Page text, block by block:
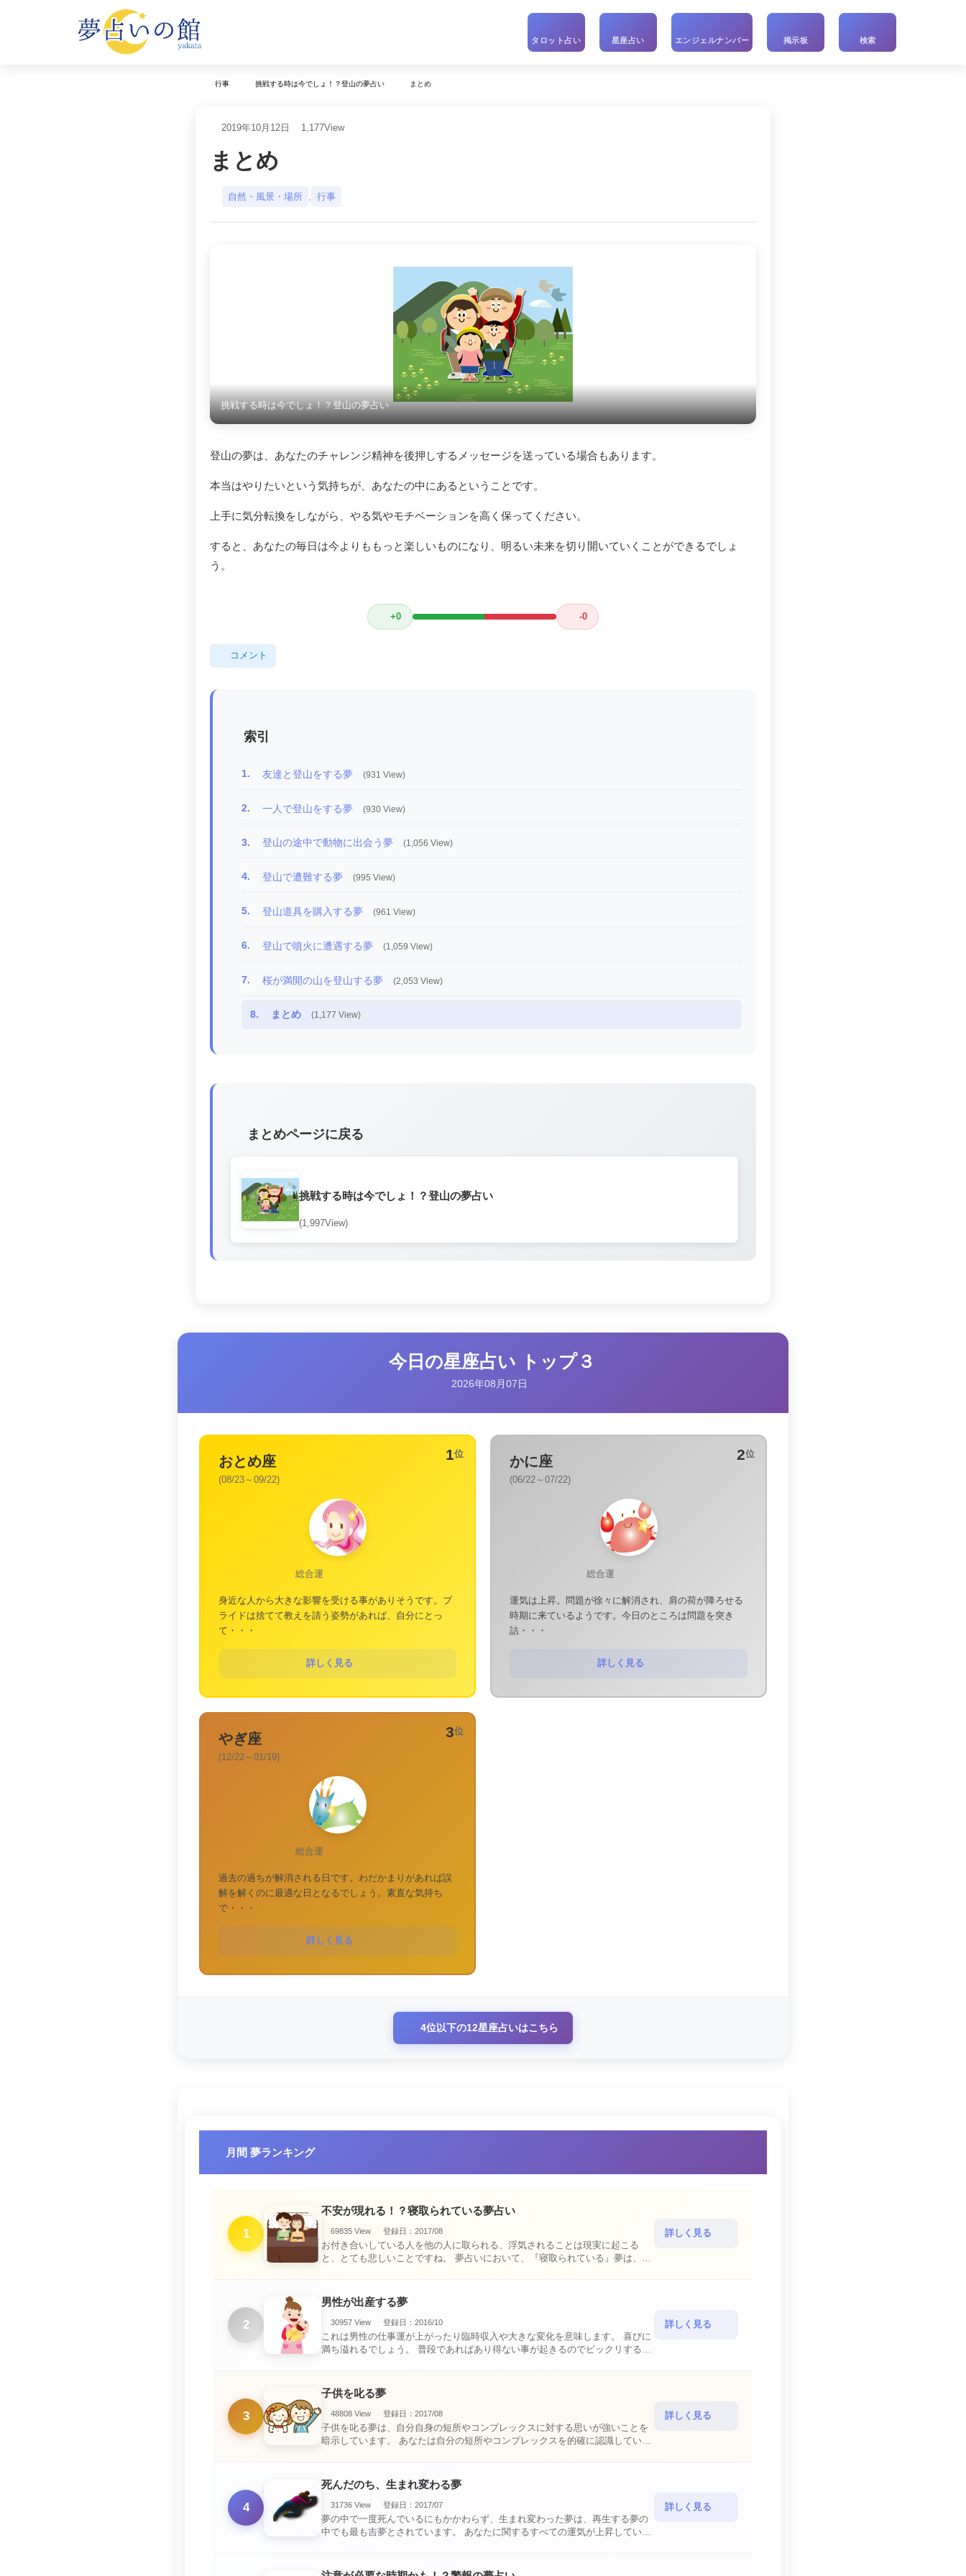
タロット占い 星座占い エンジェルナンバー 掲示板 検索
行事 挑戦する時は今でしょ！？登山の夢占い まとめ
2019年10月12日 1,177View
まとめ
自然・風景・場所 , 行事
挑戦する時は今でしょ！？登山の夢占い
登山の夢は、あなたのチャレンジ精神を後押しするメッセージを送っている場合もあります。
本当はやりたいという気持ちが、あなたの中にあるということです。
上手に気分転換をしながら、やる気やモチベーションを高く保ってください。
すると、あなたの毎日は今よりももっと楽しいものになり、明るい未来を切り開いていくことができるでしょ
う。
+0 -0
コメント
索引
1. 友達と登山をする夢 (931 View)
2. 一人で登山をする夢 (930 View)
3. 登山の途中で動物に出会う夢 (1,056 View)
4. 登山で遭難する夢 (995 View)
5. 登山道具を購入する夢 (961 View)
6. 登山で噴火に遭遇する夢 (1,059 View)
7. 桜が満開の山を登山する夢 (2,053 View)
8. まとめ (1,177 View)
まとめページに戻る
挑戦する時は今でしょ！？登山の夢占い
(1,997View)
今日の星座占い トップ３
2026年08月07日
1位
おとめ座
(08/23～09/22)
総合運
身近な人から大きな影響を受ける事がありそうです。プ
ライドは捨てて教えを請う姿勢があれば、自分にとっ
て・・・
詳しく見る
2位
かに座
(06/22～07/22)
総合運
運気は上昇。問題が徐々に解消され、肩の荷が降ろせる
時期に来ているようです。今日のところは問題を突き
詰・・・
詳しく見る
3位
やぎ座
(12/22～01/19)
総合運
過去の過ちが解消される日です。わだかまりがあれば誤
解を解くのに最適な日となるでしょう。素直な気持ち
で・・・
詳しく見る
4位以下の12星座占いはこちら
月間 夢ランキング
1
不安が現れる！？寝取られている夢占い
69835 View 登録日：2017/08
お付き合いしている人を他の人に取られる、浮気されることは現実に起こる
と、とても悲しいことですね。 夢占いにおいて、『寝取られている』夢は、現
詳しく見る
2
男性が出産する夢
30957 View 登録日：2016/10
これは男性の仕事運が上がったり臨時収入や大きな変化を意味します。 喜びに
満ち溢れるでしょう。 普段であればあり得ない事が起きるのでビックリするで
詳しく見る
3
子供を叱る夢
48808 View 登録日：2017/08
子供を叱る夢は、自分自身の短所やコンプレックスに対する思いが強いことを
暗示しています。 あなたは自分の短所やコンプレックスを的確に認識してい
詳しく見る
4
死んだのち、生まれ変わる夢
31736 View 登録日：2017/07
夢の中で一度死んでいるにもかかわらず、生まれ変わった夢は、再生する夢の
中でも最も吉夢とされています。 あなたに関するすべての運気が上昇している
詳しく見る